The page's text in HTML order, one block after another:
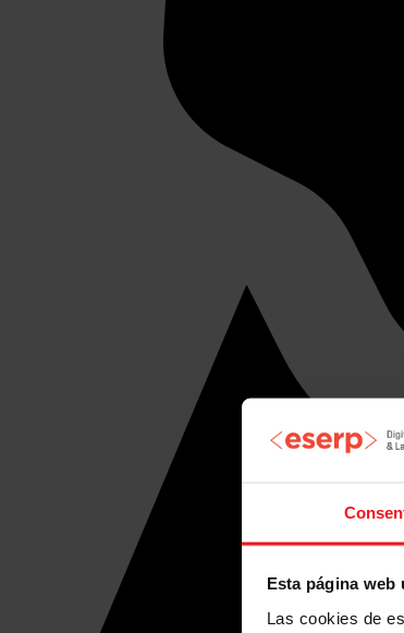
Esta página web
Las cookies de